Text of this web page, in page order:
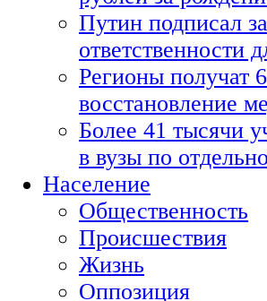
Путин подписал
ответственности
Регионы получат
восстановление
Более 41 тысячи
в вузы по
Население
Общественность
Происшествия
Жизнь
Оппозиция